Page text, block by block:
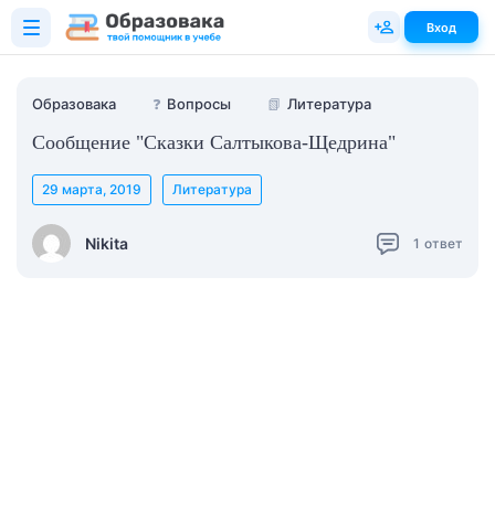
Образовака ❓ Вопросы 📗 Литература
Сообщение "Сказки Салтыкова-Щедрина"
Nikita
29 марта, 2019 Литература
1 ответ
Вход